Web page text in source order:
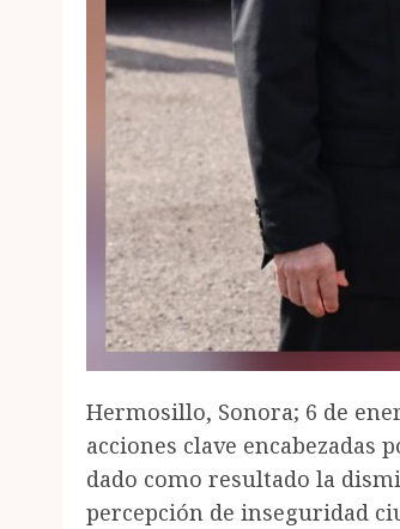
Hermosillo, Sonora; 6 de
acciones clave
dado como resultado la
percepción de inseguridad